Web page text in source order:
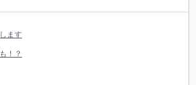
ます
！？